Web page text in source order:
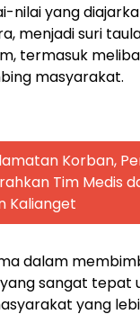
nilai yang
menjadi suri
termasuk
masyarakat.
Korban,
Tim Medis
Kalianget
dalam
sangat tepat
yang